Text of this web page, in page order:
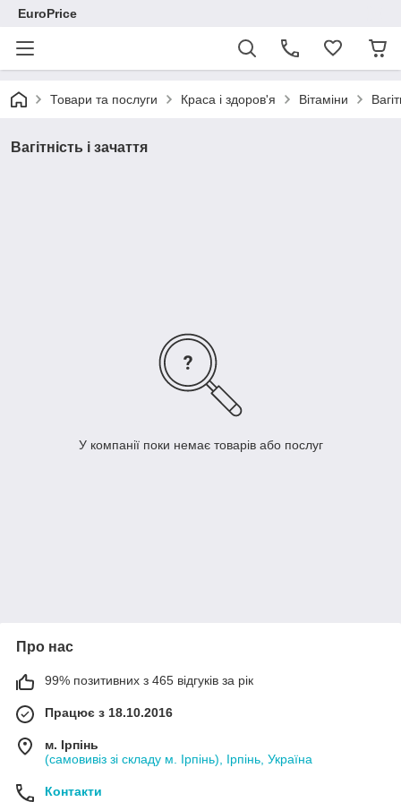
EuroPrice
Товари та послуги Краса і здоров'я Вітаміни
Вагітність і зачаття
У компанії поки немає товарів або послуг
Про нас
99% позитивних з 465 відгуків за рік
Працює з 18.10.2016
м. Ірпінь
(самовивіз зі складу м. Ірпінь), Ірпінь, Україна
Контакти